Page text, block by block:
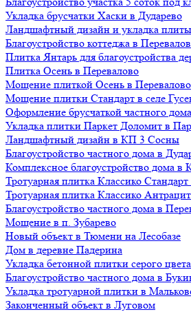
Укладка брусчатки Хаски в Дударево
Ландшафтный дизайн и укладка
Благоустройство коттеджа в
Плитка Янтарь для благоустройства
Плитка Осень в Перевалово
Мощение плиткой Осень в Перевалово
Мощение плитки Стандарт в селе
Оформление брусчаткой частного
Укладка плитки Паркет Доломит в
Ландшафтный дизайн в КП 3 Сосны
Благоустройство частного дома в
Комплексное благоустройство дома в
Тротуарная плитка Классико
Тротуарная плитка Классико
Благоустройство частного дома в
Мощение в п. Зубарево
Новый объект в Тюмени на Лесобазе
Дом в деревне Падерина
Укладка бетонной плитки серого
Благоустройство частного дома в
Укладка тротуарной плитки в
Законченный объект в Луговом